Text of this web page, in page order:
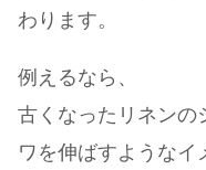
わります。
例えるなら、
古くなったリネンの
ワを伸ばすようなイ